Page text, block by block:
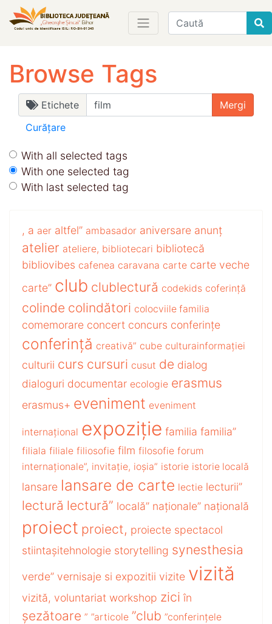
Find
Browse Tags
Etichete
Curățare
With all selected tags
With one selected tag
With last selected tag
, a aer altfel” ambasador aniversare anunț
atelier ateliere, bibliotecari bibliotecă
bibliovibes cafenea caravana carte carte veche
carte” club clublectură codekids coferință
colinde colindători colocviile familia
comemorare concert concurs conferințe
conferință creativă” cube culturainformației
culturii curs cursuri cusut de dialog
dialoguri documentar ecologie erasmus
erasmus+ eveniment eveniment
internațional expoziție familia familia”
filiala filiale filiosofie film filosofie forum
internaționale”, invitație, ioșia” istorie istorie locală
lansare lansare de carte lectie lecturii”
lectură lectură” locală” naționale” națională
proiect proiect, proiecte spectacol
stiintașitehnologie storytelling synesthesia
verde” vernisaje si expozitii vizite vizită
vizită, voluntariat workshop zici în
șezătoare ” ”articole ”club ”conferințele